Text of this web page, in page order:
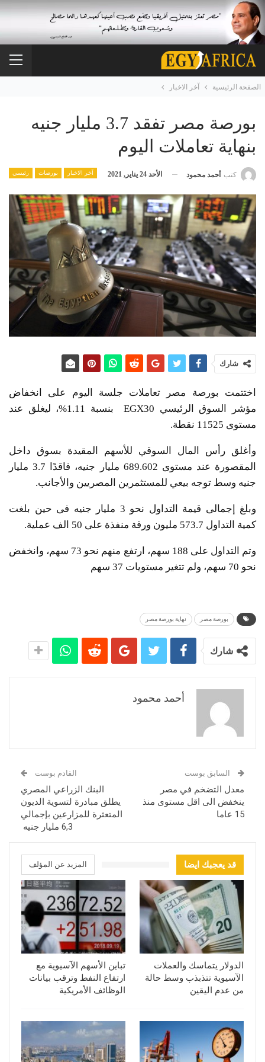
الصفحة الرئيسية آخر الاخبار
بورصة مصر تفقد 3.7 مليار جنيه
بنهاية تعاملات اليوم
آخر الاخبار بورصات رئيسي كتب أحمد محمود الأحد 24 يناير, 2021
شارك
اختتمت بورصة مصر تعاملات جلسة اليوم على انخفاض
مؤشر السوق الرئيسي EGX30 بنسبة 1.11%، ليغلق عند
مستوى 11525 نقطة.
وأغلق رأس المال السوقي للأسهم المقيدة بسوق داخل
المقصورة عند مستوى 689.602 مليار جنيه، فاقدًا 3.7 مليار
جنيه وسط توجه بيعي للمستثمرين المصريين والأجانب.
وبلغ إجمالى قيمة التداول نحو 3 مليار جنيه فى حين بلغت
كمية التداول 573.7 مليون ورقة منفذة على 50 الف عملية.
وتم التداول على 188 سهم، ارتفع منهم نحو 73 سهم، وانخفض
نحو 70 سهم، ولم تتغير مستويات 37 سهم
بورصة مصر نهاية بورصة مصر
شارك
أحمد محمود
السابق بوست
معدل التضخم في مصر
ينخفض الى اقل مستوى منذ
15 عاما
القادم بوست
البنك الزراعي المصري
يطلق مبادرة لتسوية الديون
المتعثرة للمزارعين بإجمالي
6,3 مليار جنيه
قد يعجبك ايضا المزيد عن المؤلف
الدولار يتماسك والعملات
الآسيوية تتذبذب وسط حالة
من عدم اليقين
تباين الأسهم الآسيوية مع
ارتفاع النفط وترقب بيانات
الوظائف الأمريكية